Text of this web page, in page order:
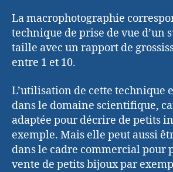
La macrophotographie
technique de prise de vue d’un
taille avec un rapport de
entre 1 et 10.
L’utilisation de cette technique
dans le domaine scientifique,
adaptée pour décrire de petits
exemple. Mais elle peut aussi
dans le cadre commercial pour
vente de petits bijoux par